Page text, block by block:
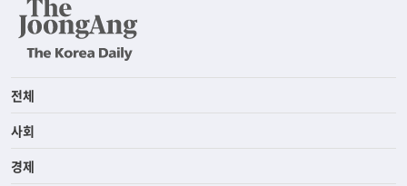
전체
사회